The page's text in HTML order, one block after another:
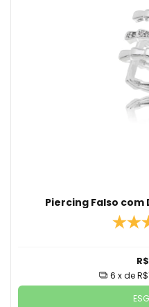
Piercing Falso
6 x de